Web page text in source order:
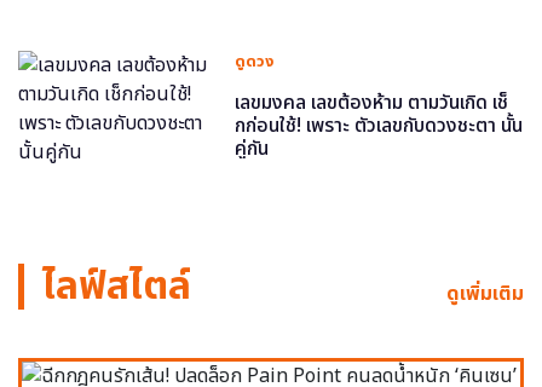
ดูดวง
เลขมงคล เลขต้องห้าม ตามวันเกิด เช็
กก่อนใช้! เพราะ ตัวเลขกับดวงชะตา นั้น
คู่กัน
ไลฟ์สไตล์ ดูเพิ่มเติม